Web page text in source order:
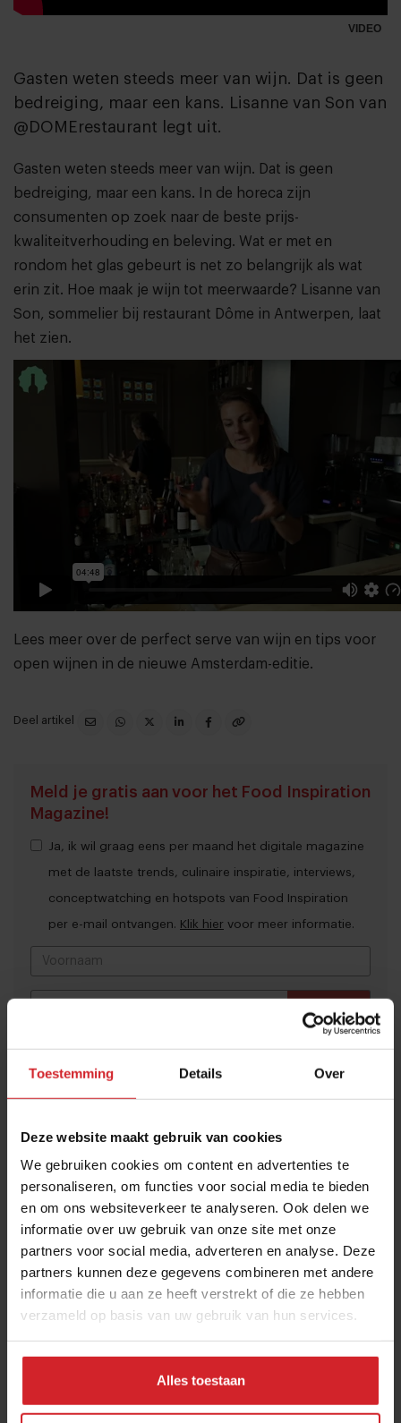
Toestemming Details Over
Deze website maakt gebruik van cookies
We gebruiken cookies om content en advertenties te
personaliseren, om functies voor social media te bieden
en om ons websiteverkeer te analyseren. Ook delen we
informatie over uw gebruik van onze site met onze
partners voor social media, adverteren en analyse. Deze
partners kunnen deze gegevens combineren met andere
informatie die u aan ze heeft verstrekt of die ze hebben
verzameld op basis van uw gebruik van hun services.
Alles toestaan
VIDEO
Gasten weten steeds meer van wijn. Dat is geen
bedreiging, maar een kans. Lisanne van Son van
@DOMErestaurant legt uit.
Gasten weten steeds meer van wijn. Dat is geen
bedreiging, maar een kans. In de horeca zijn
consumenten op zoek naar de beste prijs-
kwaliteitverhouding en beleving. Wat er met en
rondom het glas gebeurt is net zo belangrijk als wat
erin zit. Hoe maak je wijn tot meerwaarde? Lisanne van
Son, sommelier bij restaurant Dôme in Antwerpen, laat
het zien.
Lees meer over de perfect serve van wijn en tips voor
open wijnen in de nieuwe Amsterdam-editie.
Deel artikel
Meld je gratis aan voor het Food Inspiration
Magazine!
Ja, ik wil graag eens per maand het digitale magazine
met de laatste trends, culinaire inspiratie, interviews,
conceptwatching en hotspots van Food Inspiration
per e-mail ontvangen. Klik hier voor meer informatie.
Veel gelezen artikelen
Bangkok is tegenwoordig meer dan
10 globale foodtrends: van
darmgezondheid en brainfood tot
slimmer snacken
aan de kust tot lokale favorieten